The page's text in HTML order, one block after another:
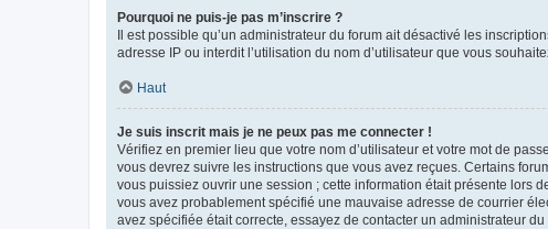
Pourquoi ne puis-je pas m’inscrire ?
Il est possible qu’un administrateur du forum ait désactivé les
adresse IP ou interdit l’utilisation du nom d’utilisateur que vous
Haut
Je suis inscrit mais je ne peux pas me connecter !
Vérifiez en premier lieu que votre nom d’utilisateur et votre mot de
vous devrez suivre les instructions que vous avez reçues. Certains
vous puissiez ouvrir une session ; cette information était présente lors
vous avez probablement spécifié une mauvaise adresse de courrier
avez spécifiée était correcte, essayez de contacter un administrateur du